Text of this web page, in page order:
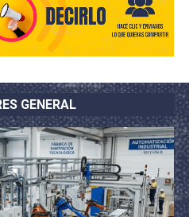
GENERAL